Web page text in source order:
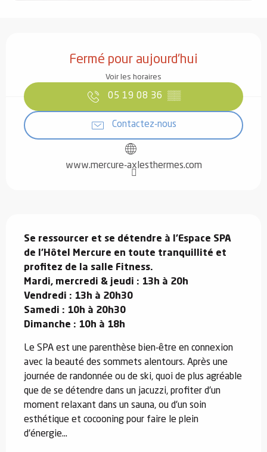
Fermé pour aujourd'hui
Voir les horaires
05 19 08 36 ▒▒
Contactez-nous
www.mercure-axlesthermes.com
Se ressourcer et se détendre à l'Espace SPA
de l'Hôtel Mercure en toute tranquillité et
profitez de la salle Fitness.
Mardi, mercredi & jeudi : 13h à 20h
Vendredi : 13h à 20h30
Samedi : 10h à 20h30
Dimanche : 10h à 18h
Le SPA est une parenthèse bien-être en connexion
avec la beauté des sommets alentours. Après une
journée de randonnée ou de ski, quoi de plus agréable
que de se détendre dans un jacuzzi, profiter d'un
moment relaxant dans un sauna, ou d'un soin
esthétique et cocooning pour faire le plein
d'énergie...